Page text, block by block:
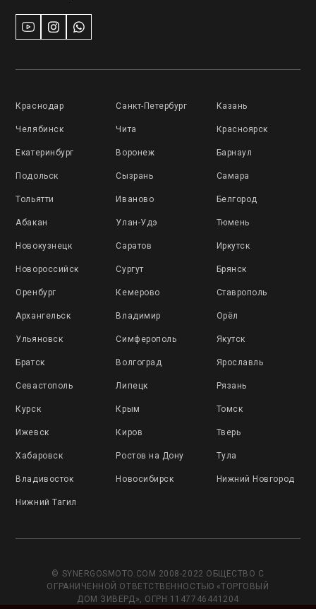
Краснодар Санкт-Петербург Казань
Челябинск Чита Красноярск
Екатеринбург Воронеж Барнаул
Подольск Сызрань Самара
Тольятти Иваново Белгород
Абакан Улан-Удэ Тюмень
Новокузнецк Саратов Иркутск
Новороссийск Сургут Брянск
Оренбург Кемерово Ставрополь
Архангельск Владимир Орёл
Ульяновск Симферополь Якутск
Братск Волгоград Ярославль
Севастополь Липецк Рязань
Курск Крым Томск
Ижевск Киров Тверь
Хабаровск Ростов на Дону Тула
Владивосток Новосибирск Нижний Новгород
Нижний Тагил
© SYNERGOSMOTO.COM 2008-2022 ОБЩЕСТВО С
ОГРАНИЧЕННОЙ ОТВЕТСТВЕННОСТЬЮ «ТОРГОВЫЙ
ДОМ ЗИВЕРД», ОГРН 1147746441204